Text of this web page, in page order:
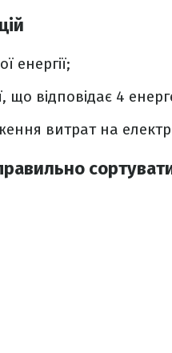
енергії;
що відповідає 4
витрат на
сортувати